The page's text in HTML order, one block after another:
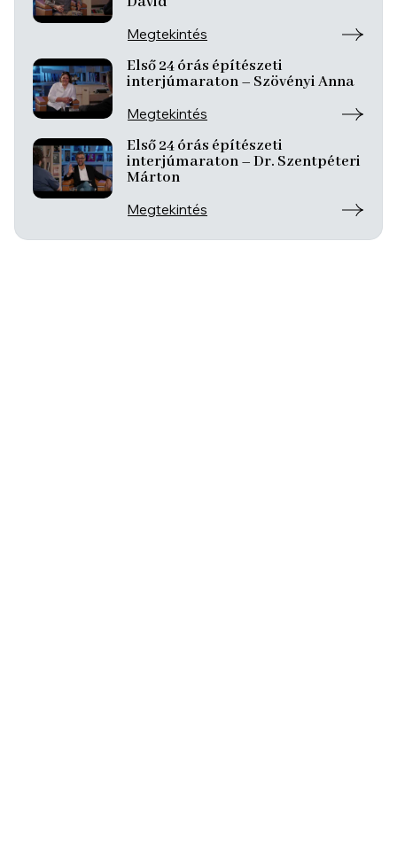
Megtekintés
Első 24 órás építészeti
interjúmaraton – Szövényi Anna
Megtekintés
Első 24 órás építészeti
interjúmaraton – Dr. Szentpéteri
Márton
Megtekintés